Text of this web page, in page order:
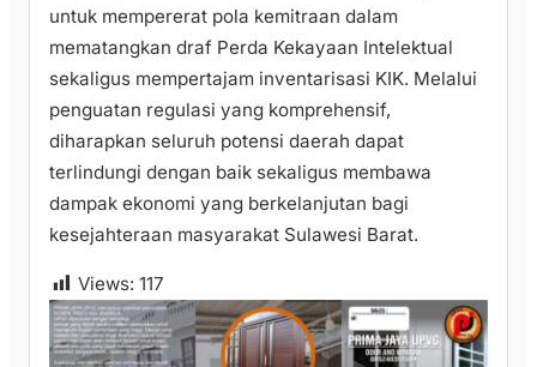
untuk mempererat pola kemitraan dalam
mematangkan draf Perda Kekayaan Intelektual
sekaligus mempertajam inventarisasi KIK. Melalui
penguatan regulasi yang komprehensif,
diharapkan seluruh potensi daerah dapat
terlindungi dengan baik sekaligus membawa
dampak ekonomi yang berkelanjutan bagi
kesejahteraan masyarakat Sulawesi Barat.
Views: 117